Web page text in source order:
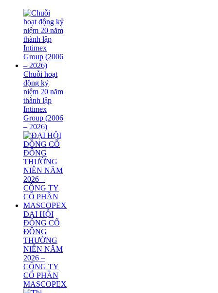
Chuỗi hoạt
động kỷ
niệm 20 năm
thành lập
Intimex
Group (2006
– 2026)
ĐẠI HỘI
ĐỒNG CỔ
ĐÔNG
THƯỜNG
NIÊN NĂM
2026 –
CÔNG TY
CỔ PHẦN
MASCOPEX